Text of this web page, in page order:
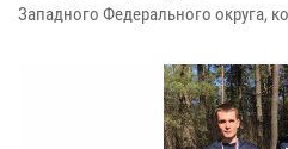
Западного Федерального округа,